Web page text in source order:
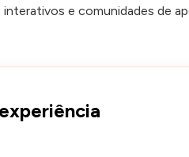
e comunidades de